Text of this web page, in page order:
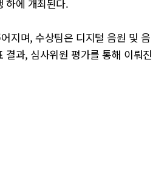
하에 개최된다.
지며, 수상팀은 디지털 음원 및 음
결과, 심사위원 평가를 통해 이뤄진